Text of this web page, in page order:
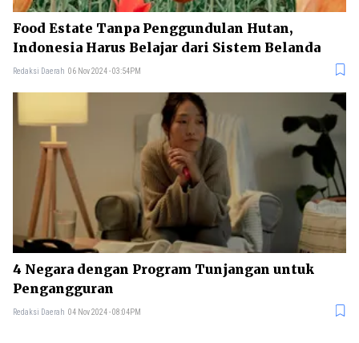
Food Estate Tanpa Penggundulan Hutan,
Indonesia Harus Belajar dari Sistem Belanda
Redaksi Daerah 06 Nov 2024 - 03:54PM
4 Negara dengan Program Tunjangan untuk
Pengangguran
Redaksi Daerah 04 Nov 2024 - 08:04PM